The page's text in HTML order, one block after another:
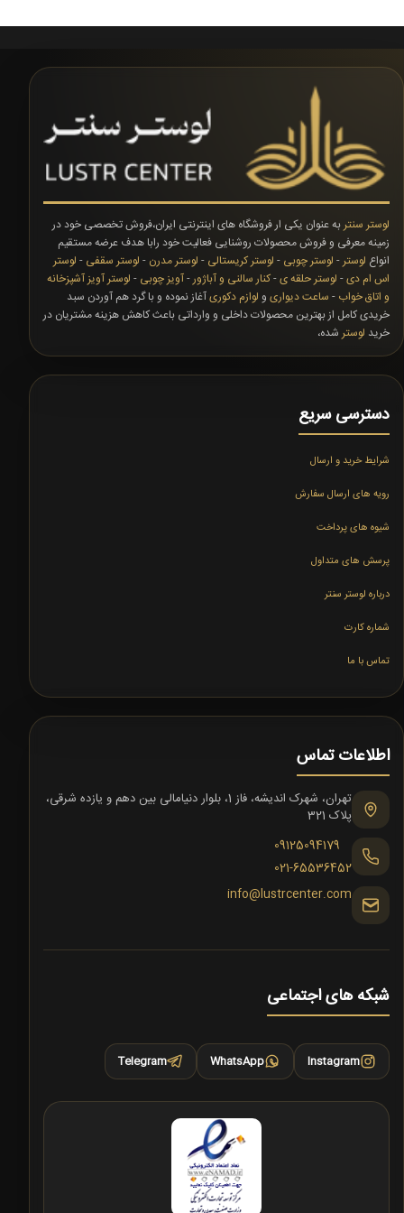
لوستر سنتر به عنوان یکی ار فروشگاه های اینترنتی ایران،فروش تخصصی خود در
زمینه معرفی و فروش محصولات روشنایی فعالیت خود رابا هدف عرضه مستقیم
انواع لوستر - لوستر چوبی - لوستر کریستالی - لوستر مدرن - لوستر سقفی - لوستر
اس ام دی- لوستر حلقه ی-کنار سالنی و آباژور-آویز چوبی - لوستر آویز آشپزخانه
و اتاق خواب - ساعت دیواری و لوازم دکوریآغاز نموده و با گرد هم آوردن سبد
خریدی کامل از بهترین محصولات داخلی و وارداتی باعث کاهش هزینه مشتریان در
خرید لوستر شده،
دسترسی سریع
شرایط خرید و ارسال
رویه های ارسال سفارش
شیوه های پرداخت
پرسش های متداول
درباره لوستر سنتر
شماره کارت
تماس با ما
اطلاعات تماس
تهران، شهرک اندیشه، فاز 1، بلوار دنیامالی بین دهم و یازده شرقی،
پلاک 321
09125094179
021-65536452
info@lustrcenter.com
شبکه های اجتماعی
Instagram
WhatsApp
Telegram